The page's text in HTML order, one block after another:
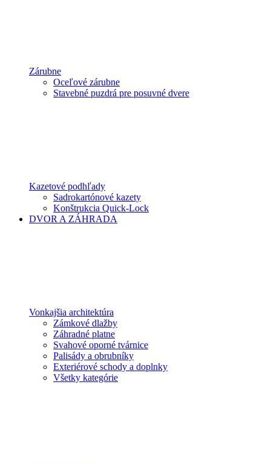
Zárubne
Oceľové zárubne
Stavebné puzdrá pre posuvné dvere
Kazetové podhľady
Sadrokartónové kazety
Konštrukcia Quick-Lock
DVOR A ZÁHRADA
Vonkajšia architektúra
Zámkové dlažby
Záhradné platne
Svahové oporné tvárnice
Palisády a obrubníky
Exteriérové schody a doplnky
Všetky kategórie